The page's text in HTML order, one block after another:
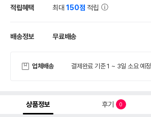
적립혜택 최대150점 적립
배송정보 무료배송
업체배송 결제완료 기준 1 ~ 3일 소요 예정
상품정보 후기 0